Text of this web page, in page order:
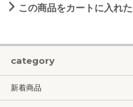
この商品をカートに入れ
category
新着商品